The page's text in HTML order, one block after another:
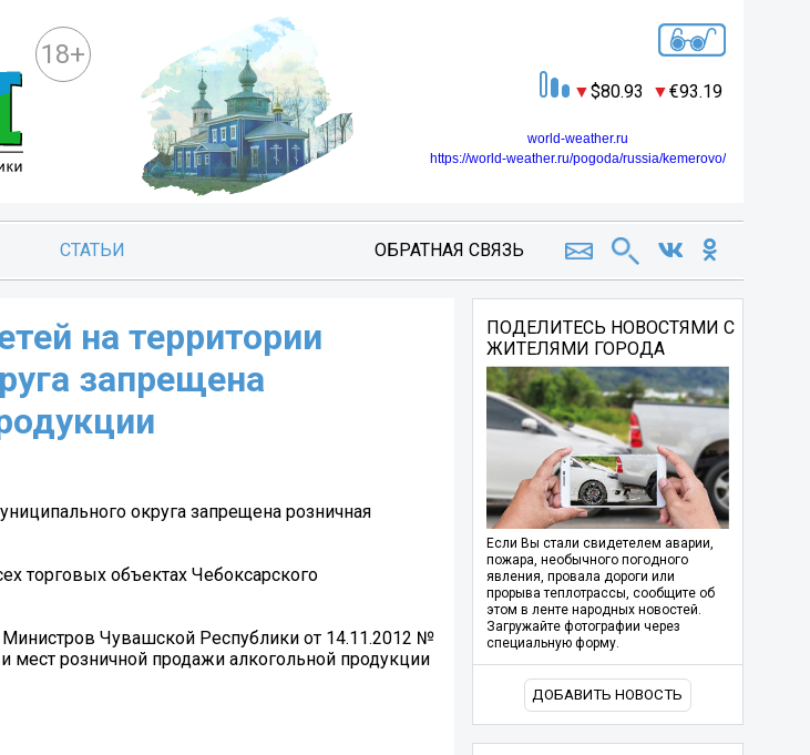
18+
80.93 93.19
world-weather.ru
https://world-weather.ru/pogoda/russia/kemerovo/
СТАТЬИ ОБРАТНАЯ СВЯЗЬ
на территории
запрещена
округа запрещена розничная
торговых объектах Чебоксарского
Министров Чувашской Республики от 14.11.2012 №
мест розничной продажи алкогольной продукции
ПОДЕЛИТЕСЬ НОВОСТЯМИ С
ЖИТЕЛЯМИ ГОРОДА
Если Вы стали свидетелем аварии,
пожара, необычного погодного
явления, провала дороги или
прорыва теплотрассы, сообщите об
этом в ленте народных новостей.
Загружайте фотографии через
специальную форму.
ДОБАВИТЬ НОВОСТЬ